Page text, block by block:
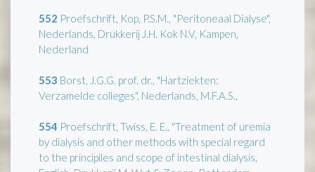
552 Proefschrift, Kop, P.S.M., "Peritoneaal Dialyse",
Nederlands, Drukkerij J.H. Kok N.V, Kampen,
Nederland
553 Borst, J.G.G. prof. dr., "Hartziekten:
Verzamelde colleges", Nederlands, M.F.A.S.,
554 Proefschrift, Twiss, E. E., "Treatment of uremia
by dialysis and other methods with special regard
to the principiles and scope of intestinal dialysis,